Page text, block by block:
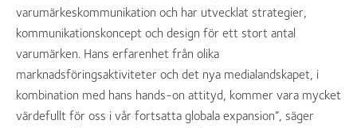
varumärkeskommunikation och har utvecklat strategier,
kommunikationskoncept och design för ett stort antal
varumärken. Hans erfarenhet från olika
marknadsföringsaktiviteter och det nya medialandskapet, i
kombination med hans hands-on attityd, kommer vara mycket
värdefullt för oss i vår fortsatta globala expansion”, säger